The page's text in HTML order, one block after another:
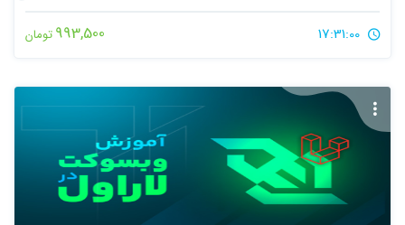
993,500تومان